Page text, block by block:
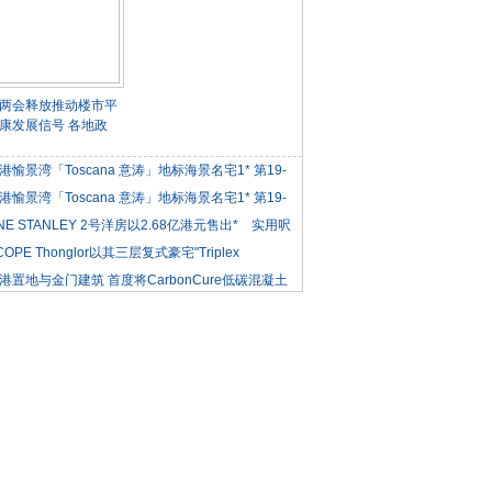
会释放推动楼市平
发展信号 各地政
愉景湾「Toscana 意涛」地标海景名宅1* 第19-
愉景湾「Toscana 意涛」地标海景名宅1* 第19-
STANLEY 2号洋房以2.68亿港元售出* 实用呎
Thonglor以其三层复式豪宅"Triplex
置地与金门建筑 首度将CarbonCure低碳混凝土